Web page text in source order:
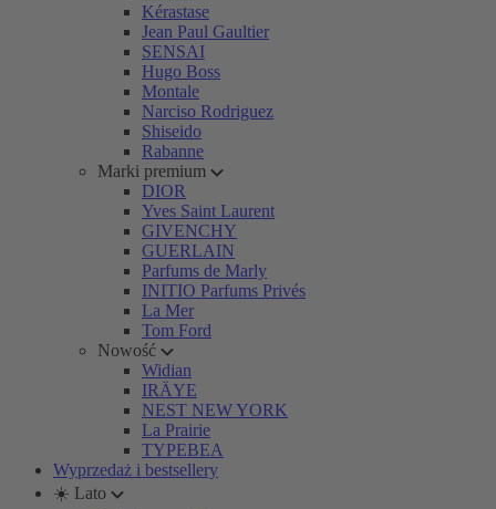
Kérastase
Jean Paul Gaultier
SENSAI
Hugo Boss
Montale
Narciso Rodriguez
Shiseido
Rabanne
Marki premium
DIOR
Yves Saint Laurent
GIVENCHY
GUERLAIN
Parfums de Marly
INITIO Parfums Privés
La Mer
Tom Ford
Nowość
Widian
IRÄYE
NEST NEW YORK
La Prairie
TYPEBEA
Wyprzedaż i bestsellery
☀️ Lato